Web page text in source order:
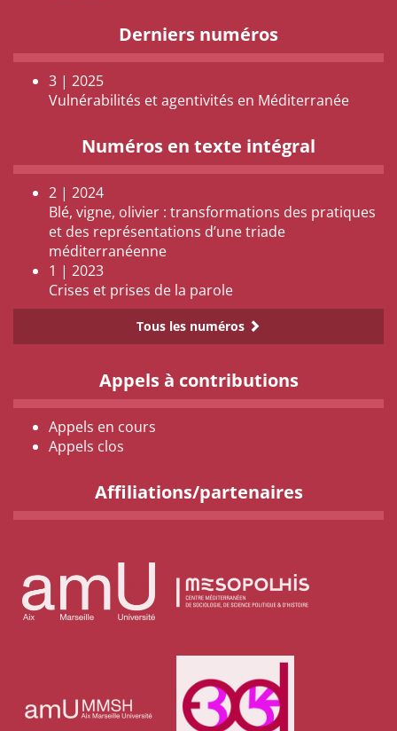
Derniers numéros
3 | 2025
Vulnérabilités et agentivités en Méditerranée
Numéros en texte intégral
2 | 2024
Blé, vigne, olivier : transformations des pratiques
et des représentations d’une triade
méditerranéenne
1 | 2023
Crises et prises de la parole
Tous les numéros
Appels à contributions
Appels en cours
Appels clos
Affiliations/partenaires